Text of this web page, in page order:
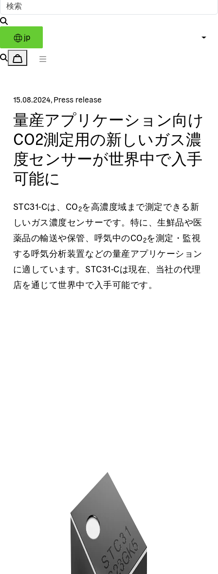
jp
15.08.2024, Press release
量産アプリケーション向け
CO2測定用の新しいガス濃
度センサーが世界中で入手
可能に
STC31-Cは、CO2を高濃度域まで測定できる新
しいガス濃度センサーです。特に、生鮮品や医
薬品の輸送や保管、呼気中のCO2を測定・監視
する呼気分析装置などの量産アプリケーション
に適しています。STC31-Cは現在、当社の代理
店を通じて世界中で入手可能です。